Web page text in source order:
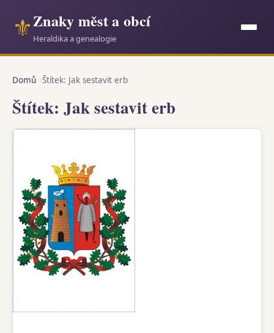
⚜Znaky měst a obcí
Heraldika a genealogie
Domů Štítek: Jak sestavit erb
Štítek: Jak sestavit erb